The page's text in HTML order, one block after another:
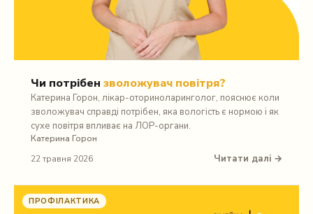
Чи потрібен зволожувач повітря?
Катерина Горон, лікар-оториноларинголог, пояснює коли
зволожувач справді потрібен, яка вологість є нормою і як
сухе повітря впливає на ЛОР-органи.
Катерина Горон
22 травня 2026
Читати далі →
ПРОФІЛАКТИКА